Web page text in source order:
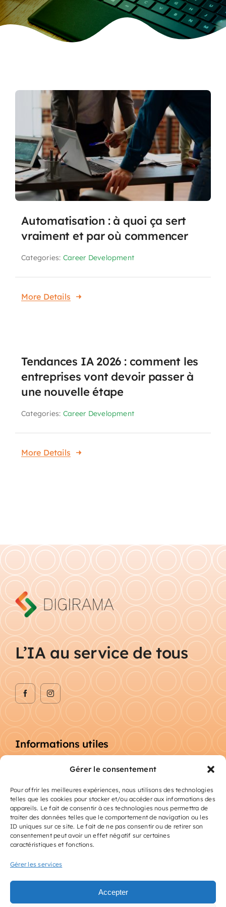
Gérer le consentement
Pour offrir les meilleures expériences, nous utilisons des technologies
telles que les cookies pour stocker et/ou accéder aux informations des
appareils. Le fait de consentir à ces technologies nous permettra de
traiter des données telles que le comportement de navigation ou les
ID uniques sur ce site. Le fait de ne pas consentir ou de retirer son
consentement peut avoir un effet négatif sur certaines
caractéristiques et fonctions.
Gérer les services
Accepter
Automatisation : à quoi ça sert
vraiment et par où commencer
Categories: Career Development
More Details
Tendances IA 2026 : comment les
entreprises vont devoir passer à
une nouvelle étape
Categories: Career Development
More Details
L’IA au service de tous
Informations utiles
1917 route de Pierrefeu, 83400 Hyères les
Téléphone : 06.26.24.49.60
contact@digirama.fr
© 2025 - 2026• SARL DIGIRAMA • Tous droits réservés •